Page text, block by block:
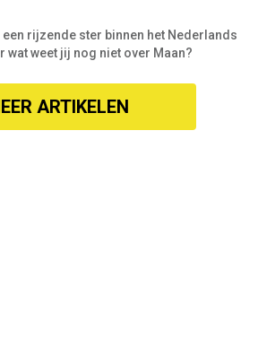
een rijzende ster binnen het Nederlands
wat weet jij nog niet over Maan?
ARTIKELEN